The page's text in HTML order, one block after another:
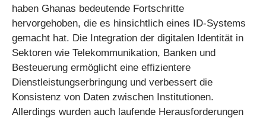
haben Ghanas bedeutende Fortschritte
hervorgehoben, die es hinsichtlich eines ID-Systems
gemacht hat. Die Integration der digitalen Identität in
Sektoren wie Telekommunikation, Banken und
Besteuerung ermöglicht eine effizientere
Dienstleistungserbringung und verbessert die
Konsistenz von Daten zwischen Institutionen.
Allerdings wurden auch laufende Herausforderungen